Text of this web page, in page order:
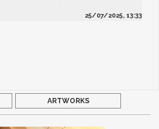
25/07/2025, 13:33
ARTWORKS